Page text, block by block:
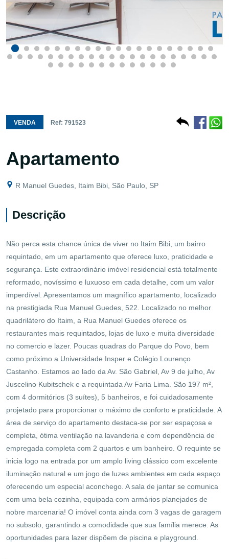
VENDA Ref: 791523
Apartamento
R Manuel Guedes, Itaim Bibi, São Paulo, SP
Descrição
Não perca esta chance única de viver no Itaim Bibi, um bairro
requintado, em um apartamento que oferece luxo, praticidade e
segurança. Este extraordinário imóvel residencial está totalmente
reformado, novíssimo e luxuoso em cada detalhe, com um valor
imperdível. Apresentamos um magnífico apartamento, localizado
na prestigiada Rua Manuel Guedes, 522. Localizado no melhor
quadrilátero do Itaim, a Rua Manuel Guedes oferece os
restaurantes mais requintados, lojas de luxo e muita diversidade
no comercio e lazer. Poucas quadras do Parque do Povo, bem
como próximo a Universidade Insper e Colégio Lourenço
Castanho. Estamos ao lado da Av. São Gabriel, Av 9 de julho, Av
Juscelino Kubitschek e a requintada Av Faria Lima. São 197 m²,
com 4 dormitórios (3 suítes), 5 banheiros, e foi cuidadosamente
projetado para proporcionar o máximo de conforto e praticidade. A
área de serviço do apartamento destaca-se por ser espaçosa e
completa, ótima ventilação na lavanderia e com dependência de
empregada completa com 2 quartos e um banheiro. O requinte se
inicia logo na entrada por um amplo living clássico com excelente
iluminação natural e um jogo de luzes ambientes em cada espaço
oferecendo um especial aconchego. A sala de jantar se comunica
com uma bela cozinha, equipada com armários planejados de
nobre marcenaria! O imóvel conta ainda com 3 vagas de garagem
no subsolo, garantindo a comodidade que sua família merece. As
oportunidades para lazer dispõem de piscina e playground.